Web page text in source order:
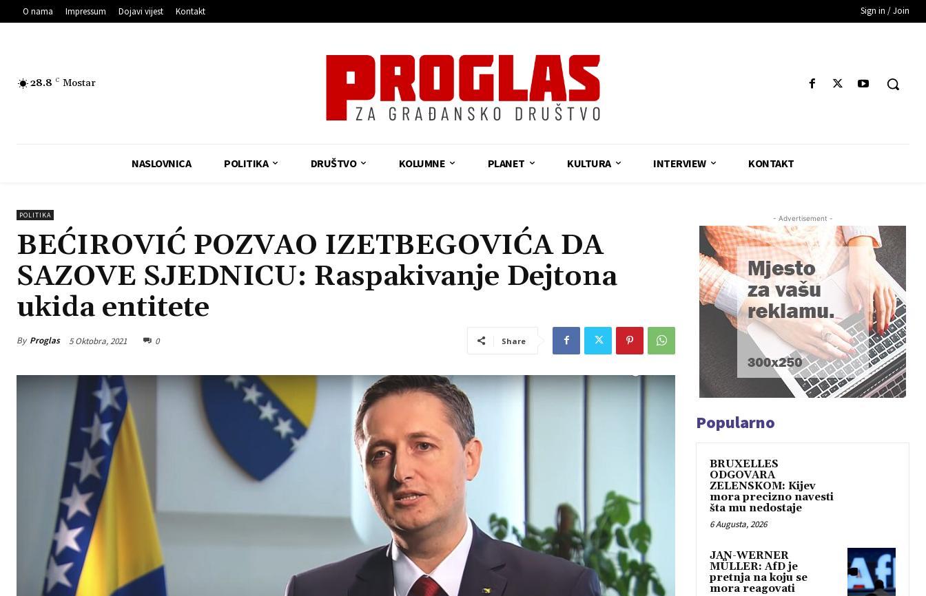
O nama Impressum Dojavi vijest Kontakt Sign in / Join
28.8 C Mostar
NASLOVNICA POLITIKA DRUŠTVO KOLUMNE PLANET KULTURA INTERVIEW KONTAKT
POLITIKA
BEĆIROVIĆ POZVAO IZETBEGOVIĆA DA
SAZOVE SJEDNICU: Raspakivanje Dejtona
ukida entitete
By Proglas 5 Oktobra, 2021 0 Share
- Advertisement -
Popularno
BRUXELLES
ODGOVARA
ZELENSKOM: Kijev
mora precizno navesti
šta mu nedostaje
6 Augusta, 2026
JAN-WERNER
MÜLLER: AfD je
pretnja na koju se
mora reagovati